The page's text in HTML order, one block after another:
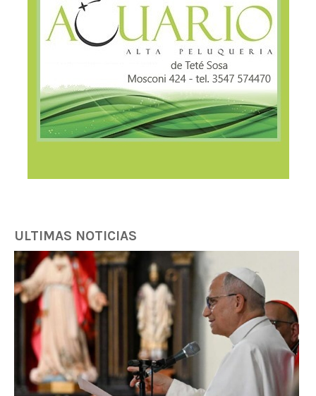
ULTIMAS NOTICIAS